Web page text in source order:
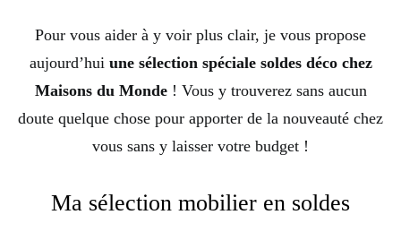
Pour vous aider à y voir plus clair, je vous propose
aujourd’hui une sélection spéciale soldes déco chez
Maisons du Monde! Vous y trouverez sans aucun
doute quelque chose pour apporter de la nouveauté chez
vous sans y laisser votre budget !
Ma sélection mobilier en soldes